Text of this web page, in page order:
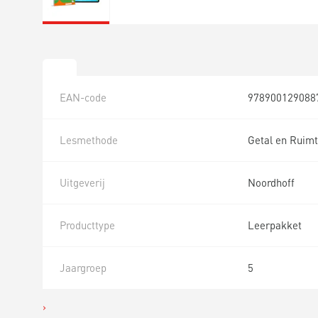
EAN-code
Lesmethode Getal en
Uitgeverij Noordhoff
Producttype Leerpakket
Jaargroep 5